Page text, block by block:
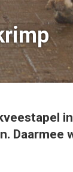
Daarmee